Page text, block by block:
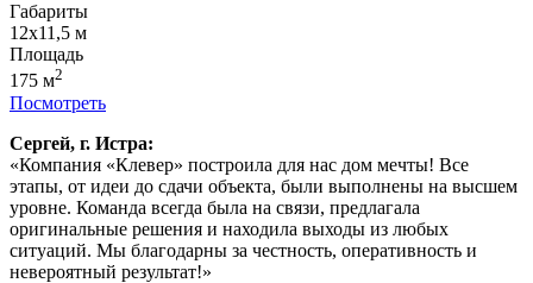
Габариты
12х11,5 м
Площадь
175 м2
Посмотреть
Сергей, г. Истра:
«Компания «Клевер» построила для нас дом мечты! Все
этапы, от идеи до сдачи объекта, были выполнены на высшем
уровне. Команда всегда была на связи, предлагала
оригинальные решения и находила выходы из любых
ситуаций. Мы благодарны за честность, оперативность и
невероятный результат!»